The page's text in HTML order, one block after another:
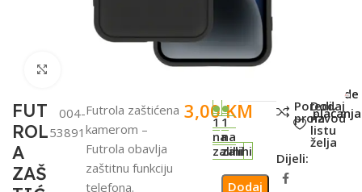
FUT
ROL
A
ZAŠ
004-
53891
Futrola zaštićena
kamerom –
Futrola obavlja
zaštitnu funkciju
telefona.
3,00KM
1
na
zalihi
1
na
zalihi
Dodaj
Poredi
proizvod
Dodaj
na
listu
želja
Dijeli:
Metode